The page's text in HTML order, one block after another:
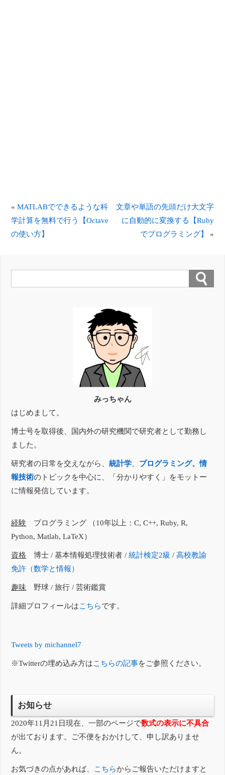
«MATLABでできるような科
学計算を無料で行う【Octave
の使い方】
文章や単語の先頭だけ大文字
に自動的に変換する【Ruby
でプログラミング】
»
みっちゃん
はじめまして。
博士号を取得後、国内外の研究機関で研究者として勤務し
ました。
研究者の日常を交えながら、統計学、 プログラミング、情
報技術のトピックを中心に、「分かりやすく」をモットー
に情報発信しています。
経験 プログラミング （10年以上：C, C++, Ruby, R,
Python, Matlab, LaTeX）
資格 博士 / 基本情報処理技術者 /統計検定2級 /高校教諭
免許（数学と情報）
趣味 野球 / 旅行 / 芸術鑑賞
詳細プロフィールはこちらです。
Tweets by michannel7
※Twitterの埋め込み方はこちらの記事をご参照ください。
お知らせ
2020年11月21日現在、一部のページで数式の表示に不具合
が出ております。ご不便をおかけして、申し訳ありませ
ん。
お気づきの点があれば、 こちらからご報告いただけますと